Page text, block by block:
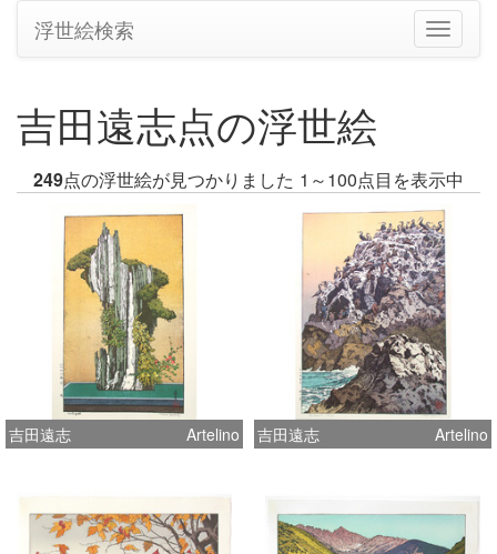
ナ
ビ
の
切
り
替
え
浮世絵検索
吉田遠志点の浮世絵
249点の浮世絵が見つかりました 1～100点目を表示中
吉田遠志 Artelino 吉田遠志 Artelino